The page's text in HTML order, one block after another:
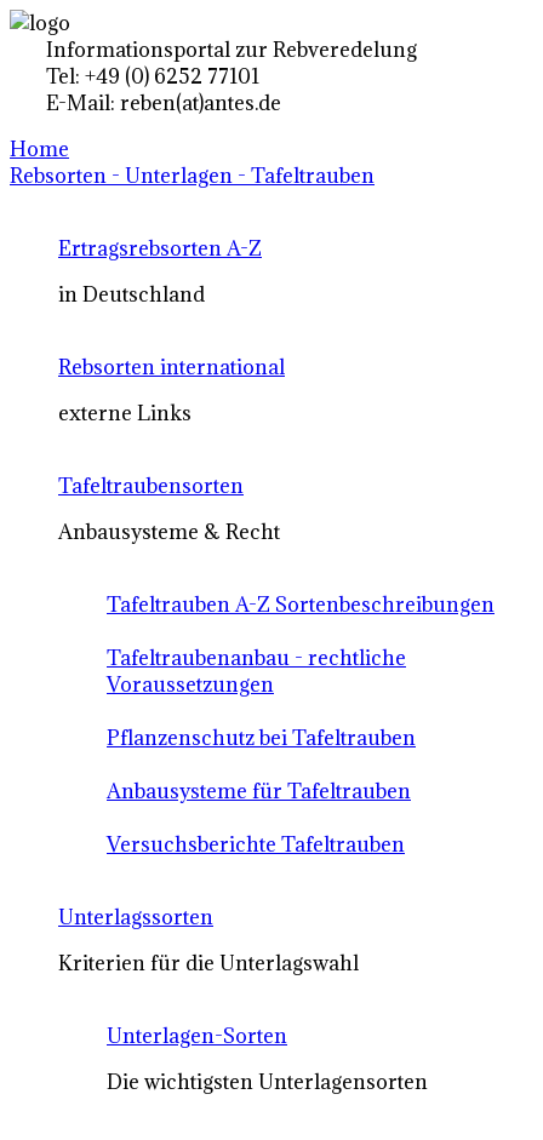
Informationsportal zur Rebveredelung
Tel: +49 (0) 6252 77101
E-Mail: reben(at)antes.de
Home
Rebsorten - Unterlagen - Tafeltrauben
Ertragsrebsorten A-Z
in Deutschland
Rebsorten international
externe Links
Tafeltraubensorten
Anbausysteme & Recht
Tafeltrauben A-Z Sortenbeschreibungen
Tafeltraubenanbau - rechtliche
Voraussetzungen
Pflanzenschutz bei Tafeltrauben
Anbausysteme für Tafeltrauben
Versuchsberichte Tafeltrauben
Unterlagssorten
Kriterien für die Unterlagswahl
Unterlagen-Sorten
Die wichtigsten Unterlagensorten